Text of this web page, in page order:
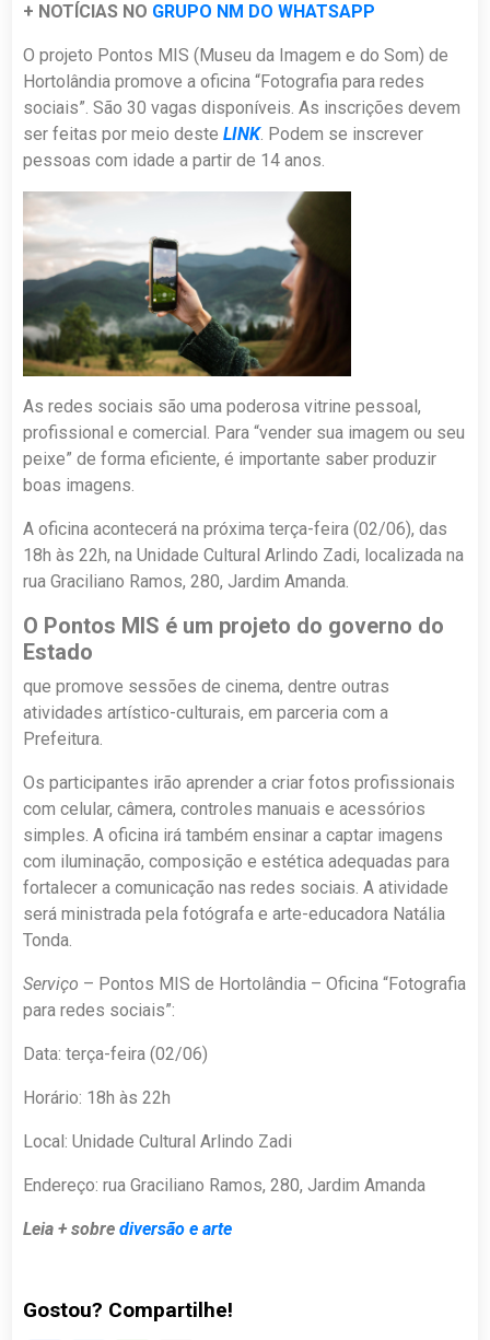
+ NOTÍCIAS NO GRUPO NM DO WHATSAPP
O projeto Pontos MIS (Museu da Imagem e do Som) de
Hortolândia promove a oficina “Fotografia para redes
sociais”. São 30 vagas disponíveis. As inscrições devem
ser feitas por meio desteLINK. Podem se inscrever
pessoas com idade a partir de 14 anos.
As redes sociais são uma poderosa vitrine pessoal,
profissional e comercial. Para “vender sua imagem ou seu
peixe” de forma eficiente, é importante saber produzir
boas imagens.
A oficina acontecerá na próxima terça-feira (02/06), das
18h às 22h, na Unidade Cultural Arlindo Zadi, localizada na
rua Graciliano Ramos, 280, Jardim Amanda.
O Pontos MIS é um projeto do governo do
Estado
que promove sessões de cinema, dentre outras
atividades artístico-culturais, em parceria com a
Prefeitura.
Os participantes irão aprender a criar fotos profissionais
com celular, câmera, controles manuais e acessórios
simples. A oficina irá também ensinar a captar imagens
com iluminação, composição e estética adequadas para
fortalecer a comunicação nas redes sociais. A atividade
será ministrada pela fotógrafa e arte-educadora Natália
Tonda.
Serviço – Pontos MIS de Hortolândia – Oficina “Fotografia
para redes sociais”:
Data: terça-feira (02/06)
Horário: 18h às 22h
Local: Unidade Cultural Arlindo Zadi
Endereço: rua Graciliano Ramos, 280, Jardim Amanda
Leia + sobrediversão e arte
Gostou? Compartilhe!